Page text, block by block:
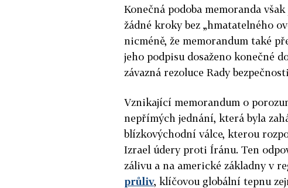
Konečná podoba memoranda
žádné kroky bez „hmatatelného
nicméně, že memorandum také
jeho podpisu dosaženo konečné
závazná rezoluce Rady
Vznikající memorandum o
nepřímých jednání, která byla
blízkovýchodní válce, kterou
Izrael údery proti Íránu. Ten
zálivu a na americké základny v
průliv, klíčovou globální tepnu